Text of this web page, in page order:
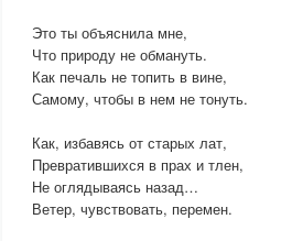
Это ты объяснила мне,
Что природу не обмануть.
Как печаль не топить в вине,
Самому, чтобы в нем не тонуть.
Как, избавясь от старых лат,
Превратившихся в прах и тлен,
Не оглядываясь назад…
Ветер, чувствовать, перемен.